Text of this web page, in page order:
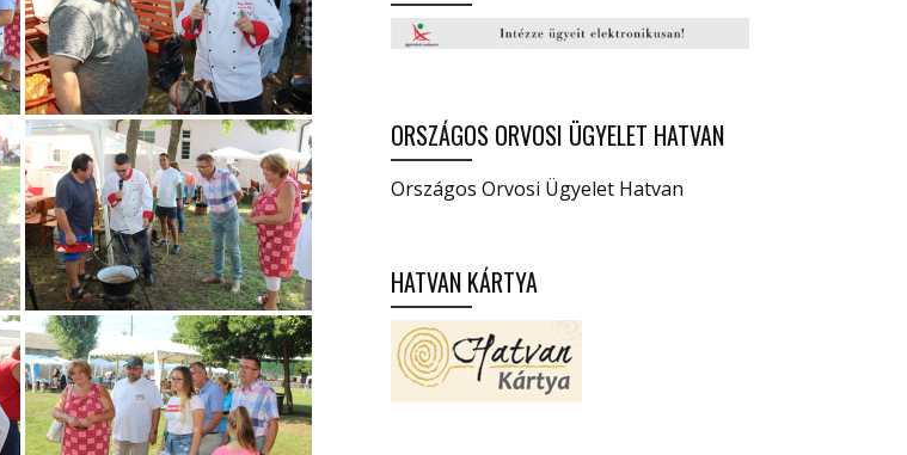
ORSZÁGOS ORVOSI ÜGYELET HATVAN
Országos Orvosi Ügyelet Hatvan
HATVAN KÁRTYA